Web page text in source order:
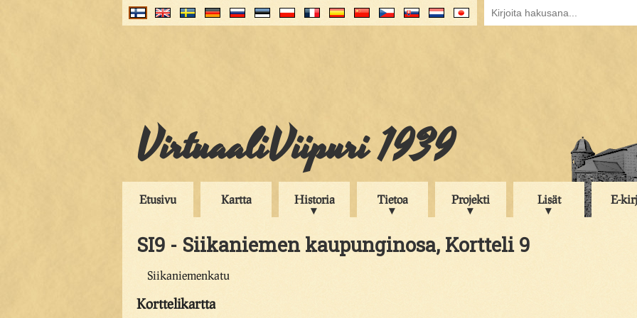
VirtuaaliViipuri 1939
Etusivu Kartta Historia Tietoa Projekti Lisät E-
SI9 - Siikaniemen kaupunginosa, Kortteli 9
Siikaniemenkatu
Korttelikartta